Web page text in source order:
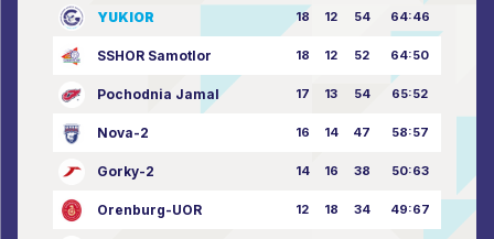
YUKIOR 18 12 54 64:46
SSHOR Samotlor 18 12 52 64:50
Pochodnia Jamal 17 13 54 65:52
Nova-2 16 14 47 58:57
Gorky-2 14 16 38 50:63
Orenburg-UOR 12 18 34 49:67